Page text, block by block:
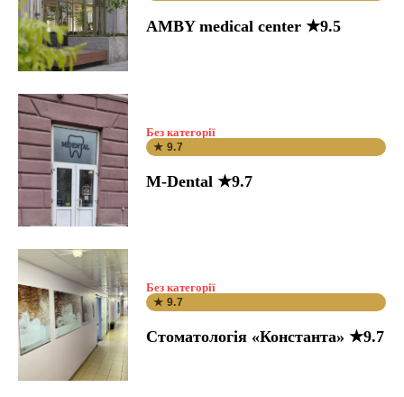
AMBY medical center ★9.5
Без категорії
★ 9.7
M-Dental ★9.7
Без категорії
★ 9.7
Стоматологія «Константа» ★9.7